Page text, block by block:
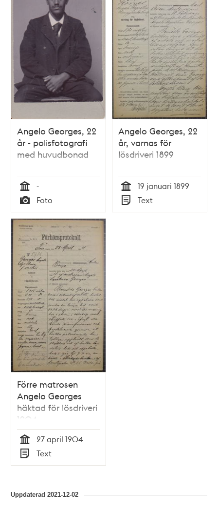
Angelo Georges, 22
år - polisfotografi
med huvudbonad
Tid
-
Typ
Foto
Angelo Georges, 22
år, varnas för
lösdriveri 1899
Tid
19 januari 1899
Typ
Text
Förre matrosen
Angelo Georges
häktad för lösdriveri
1904
Tid
27 april 1904
Typ
Text
Uppdaterad2021-12-02